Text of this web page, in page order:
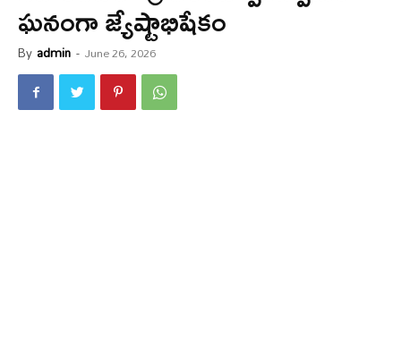
ఘ‌నంగా జ్యేష్టాభిషేకం
By admin - June 26, 2026